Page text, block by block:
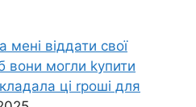
віддати свої
вони могли kупити
ці rроші для